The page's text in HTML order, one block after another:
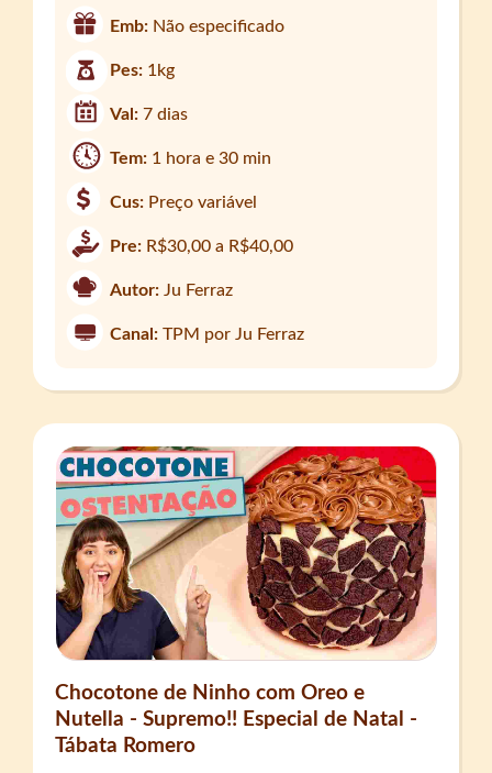
Emb: Não especificado
Pes: 1kg
Val:7 dias
Tem: 1 hora e 30 min
Cus: Preço variável
Pre: R$30,00 a R$40,00
Autor: Ju Ferraz
Canal: TPM por Ju Ferraz
Chocotone de Ninho com Oreo e
Nutella - Supremo!! Especial de Natal -
Tábata Romero